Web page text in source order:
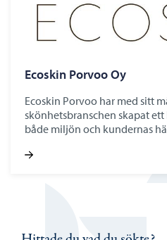
Ecoskin Porvoo Oy
Ecoskin Porvoo har med sitt
skönhetsbranschen skapat
både miljön och kundernas